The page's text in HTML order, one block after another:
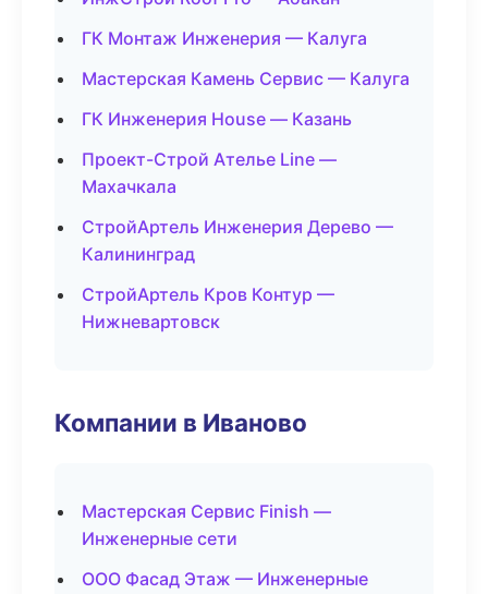
ГК Монтаж Инженерия — Калуга
Мастерская Камень Сервис — Калуга
ГК Инженерия House — Казань
Проект-Строй Ателье Line —
Махачкала
СтройАртель Инженерия Дерево —
Калининград
СтройАртель Кров Контур —
Нижневартовск
Компании в Иваново
Мастерская Сервис Finish —
Инженерные сети
ООО Фасад Этаж — Инженерные